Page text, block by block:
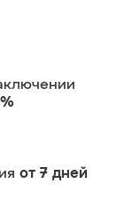
от 7 дней